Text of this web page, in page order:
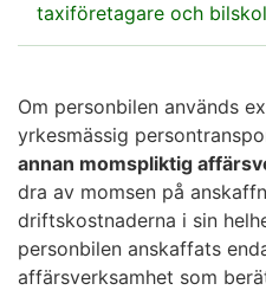
anskaffningspriset på och
personbil om bilenenbart
exempelvis med hjälp av
endast använts i den
rörelseverksamheten och
till avdraget.
När det gäller en personbil
momspliktig
redan i liten omfattning
taxiföretagare och
hindrar inte alltid helt
avdras för körningar inom
rörelseverksamheten när
för
försäljning
uthyrning
Om personbilen används
yrkesmässig
annan momspliktig
dra av momsen på
driftskostnaderna i sin
personbilen anskaffats
affärsverksamhet som